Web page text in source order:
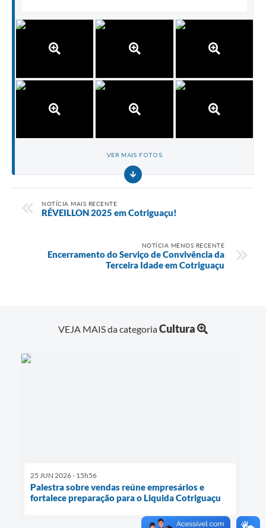
VER MAIS FOTOS
NOTÍCIA MAIS RECENTE
RÉVEILLON 2025 em Cotriguaçu!
NOTÍCIA MENOS RECENTE
Encerramento do Serviço de Convivência da
Terceira Idade em Cotriguaçu
VEJA MAIS da categoriaCultura
25 JUN 2026 - 15h56
Palestra sobre vendas reúne empresários e
fortalece preparação para o Liquida Cotriguaçu